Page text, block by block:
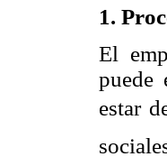
1.
El
puede
estar